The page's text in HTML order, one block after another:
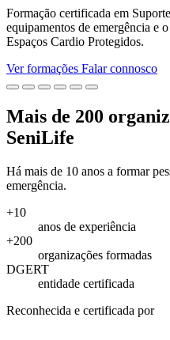
Formação certificada em
equipamentos de emergência e
Espaços Cardio Protegidos.
Ver formações Falar connosco
Mais de 200
SeniLife
Há mais de 10 anos a formar
emergência.
+10
anos de experiência
+200
organizações formadas
DGERT
entidade certificada
Reconhecida e certificada por